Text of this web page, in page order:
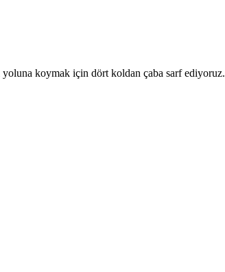
koymak için dört koldan çaba sarf ediyoruz.